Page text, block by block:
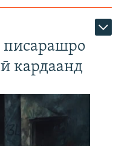
писарашро
кардаанд